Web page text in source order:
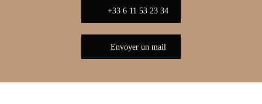
+33 6 11 53 23 34
Envoyer un mail